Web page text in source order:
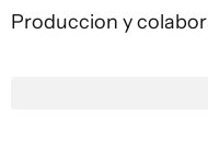
Produccion y